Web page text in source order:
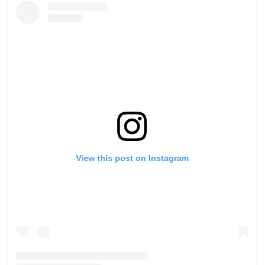
View this post on Instagram